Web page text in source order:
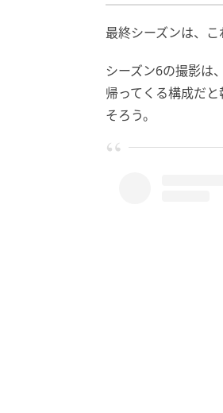
最終シーズンは、
シーズン6の撮影は
帰ってくる構成だ
そろう。